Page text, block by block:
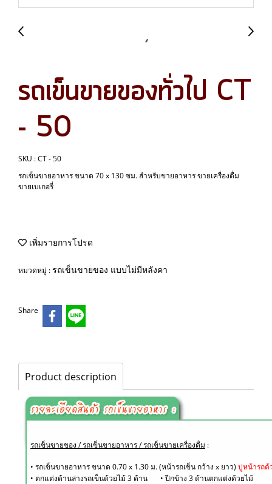
รถเข็นขายของทั่วไป CT
- 50
SKU : CT - 50
รถเข็นขายอาหาร ขนาด 70 x 130 ซม. สำหรับขายอาหาร ขายเครื่องดื่ม
ขายเบเกอรี่
เพิ่มรายการโปรด
หมวดหมู่ :รถเข็นขายของ แบบไม่มีหลังคา
Share
Product description
รถเข็นขายของ / รถเข็นขายอาหาร / รถเข็นขายเครื่องดื่ม :
• รถเข็นขายอาหาร ขนาด 0.70 x 1.30 ม. (หน้ารถเข็น กว้าง x ยาว) ปูหน้ารถด้
• ตกแต่งด้านล่างรถเข็นด้วยไม้ 3 ด้าน •ปีกข้าง 3 ด้านตกแต่งด้วยไม้